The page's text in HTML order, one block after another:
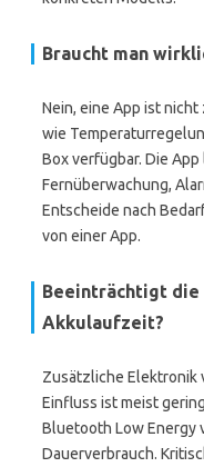
Braucht man
Nein, eine App ist
wie
Box verfügbar. Die
Fernüberwachung,
Entscheide nach
von einer App.
Beeinträchtigt
Akkulaufzeit?
Zusätzliche Elektronik
Einfluss ist meist
Bluetooth Low Energy
Dauerverbrauch.